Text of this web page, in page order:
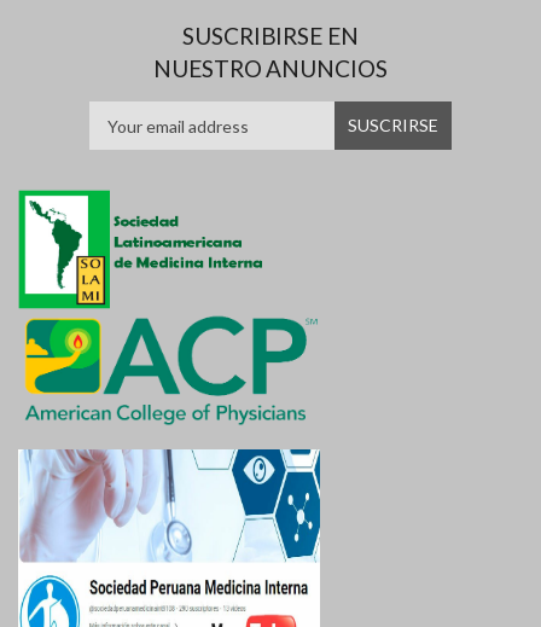
SUSCRIBIRSE EN
NUESTRO ANUNCIOS